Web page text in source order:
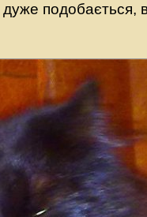
дуже подобається,